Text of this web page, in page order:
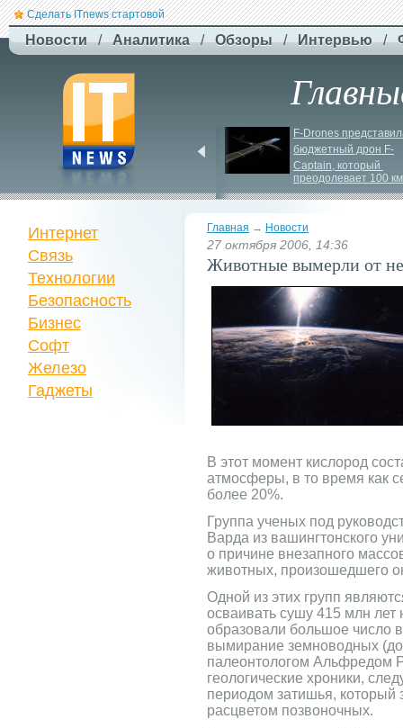
Сделать ITnews стартовой
Новости / Аналитика / Обзоры / Интервью /
виробництво ракет для
Patriot
F-Drones
бюджетный дрон F-
Сaptain, который
преодолевает 100 км
Главная → Новости
27 октября 2006, 14:36
Животные вымерли от
В этот момент кислород
атмосферы, в то время как
более 20%.
Группа ученых под
Варда из вашингтонского
о причине внезапного
животных, произошедшего
Одной из этих групп
осваивать сушу 415 млн лет
образовали большое число
вымирание земноводных
палеонтологом Альфредом
геологические хроники,
периодом затишья,
расцветом позвоночных.
Интернет
Связь
Технологии
Безопасность
Бизнес
Софт
Железо
Гаджеты